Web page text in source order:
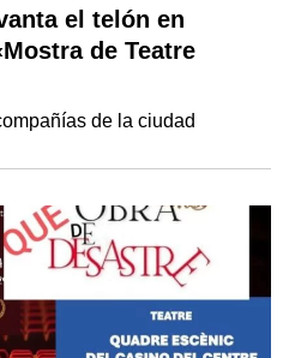
el telón en
de Teatre
de la ciudad